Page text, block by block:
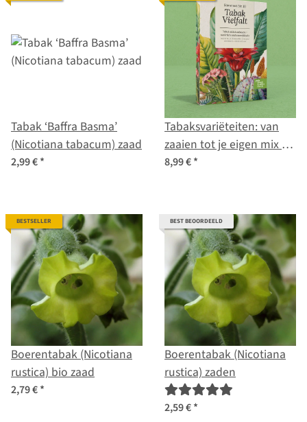
Tabak ‘Baffra Basma’
(Nicotiana tabacum) zaad
2,99 €*
Tabaksvariëteiten: van
zaaien tot je eigen mix -
zaad set nr. 10
8,99 €*
BESTSELLER
Boerentabak (Nicotiana
rustica) bio zaad
2,79 €*
BEST BEOORDEELD
Boerentabak (Nicotiana
rustica) zaden
2,59 €*